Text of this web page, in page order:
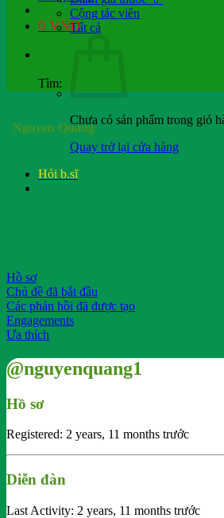
0 VND
Chưa có sản phẩm trong giỏ
Quay trở lại cửa hàng
Hỏi b.sĩ
Cộng tác viên
Tất cả
Tìm:
Nguyen Quang
Hồ sơ
Chủ đề đã bắt đầu
Các phản hồi đã được tạo
Engagements
Ưa thích
@nguyenquang1
Hồ sơ
Registered: 2 years, 11 months trước
Diễn đàn
Last Activity: 2 years, 11 months trước